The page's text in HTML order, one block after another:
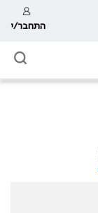
התחבר/י